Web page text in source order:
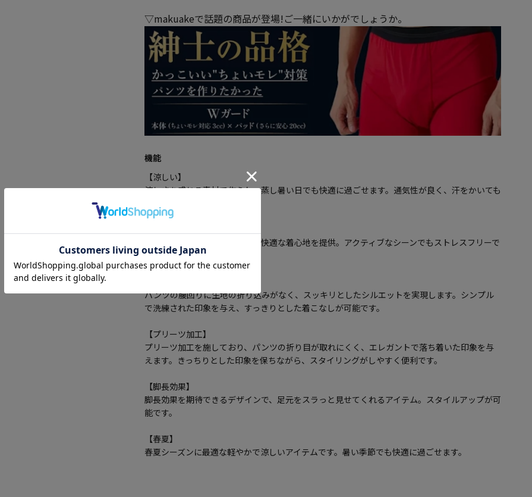
▽makuakeで話題の商品が登場!ご一緒にいかがでしょうか。
機能
【涼しい】
涼しさを感じる素材で作られ、蒸し暑い日でも快適に過ごせます。通気性が良く、汗をかいても
ストレッチ素材で動きやすく、快適な着心地を提供。アクティブなシーンでもストレスフリーで
着用できます。
パンツの腰回りに生地の折り込みがなく、スッキリとしたシルエットを実現します。シンプル
で洗練された印象を与え、すっきりとした着こなしが可能です。
【プリーツ加工】
プリーツ加工を施しており、パンツの折り目が取れにくく、エレガントで落ち着いた印象を与
えます。きっちりとした印象を保ちながら、スタイリングがしやすく便利です。
【脚長効果】
脚長効果を期待できるデザインで、足元をスラっと見せてくれるアイテム。スタイルアップが可
能です。
【春夏】
春夏シーズンに最適な軽やかで涼しいアイテムです。暑い季節でも快適に過ごせます。